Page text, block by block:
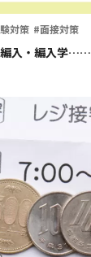
対策 #面接対策
編入・編入学……